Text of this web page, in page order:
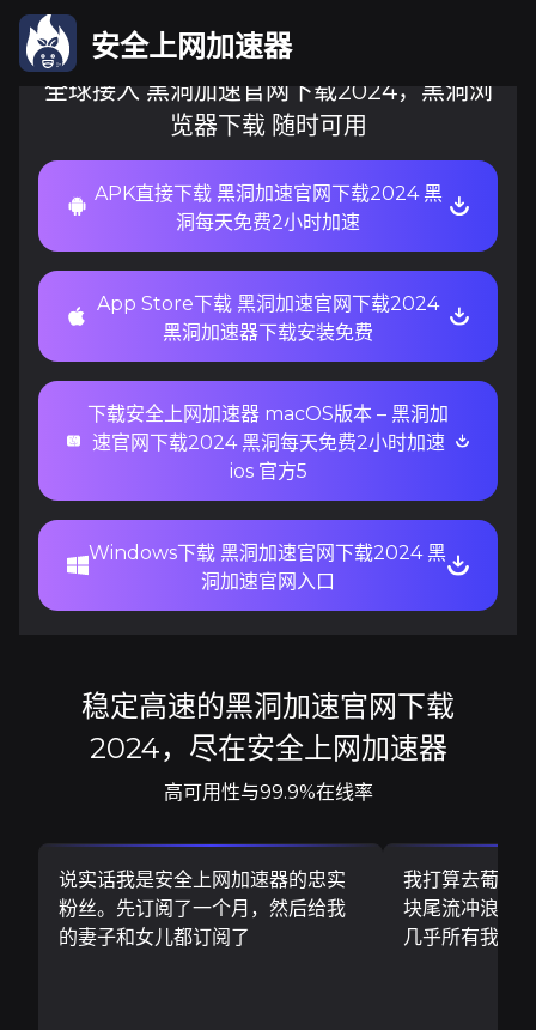
安全上网加速器
全球接入 黑洞加速官网下载2024，黑洞浏
览器下载 随时可用
APK直接下载 黑洞加速官网下载2024 黑
洞每天免费2小时加速
App Store下载 黑洞加速官网下载2024
黑洞加速器下载安装免费
下载安全上网加速器 macOS版本 – 黑洞加
速官网下载2024 黑洞每天免费2小时加速
ios 官方5
Windows下载 黑洞加速官网下载2024 黑
洞加速官网入口
稳定高速的黑洞加速官网下载
2024，尽在安全上网加速器
高可用性与99.9%在线率
说实话我是安全上网加速器的忠实
粉丝。先订阅了一个月，然后给我
的妻子和女儿都订阅了
我打算去葡萄
块尾流冲浪板
几乎所有我需